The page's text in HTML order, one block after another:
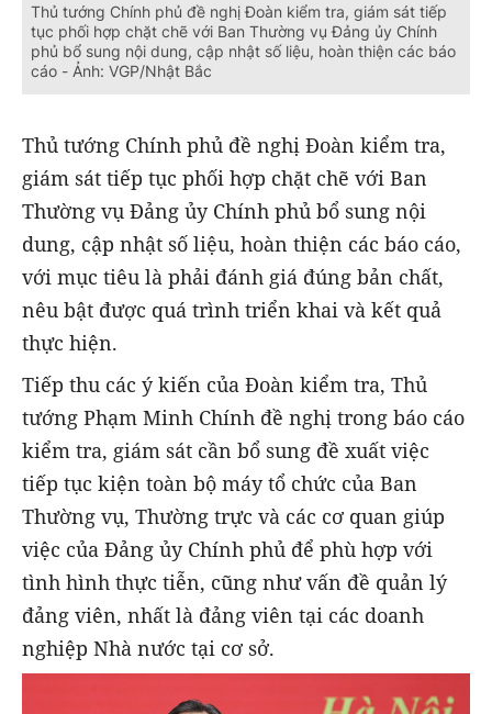
Thủ tướng Chính phủ đề nghị Đoàn kiểm tra, giám sát tiếp
tục phối hợp chặt chẽ với Ban Thường vụ Đảng ủy Chính
phủ bổ sung nội dung, cập nhật số liệu, hoàn thiện các báo
cáo - Ảnh: VGP/Nhật Bắc
Thủ tướng Chính phủ đề nghị Đoàn kiểm tra,
giám sát tiếp tục phối hợp chặt chẽ với Ban
Thường vụ Đảng ủy Chính phủ bổ sung nội
dung, cập nhật số liệu, hoàn thiện các báo cáo,
với mục tiêu là phải đánh giá đúng bản chất,
nêu bật được quá trình triển khai và kết quả
thực hiện.
Tiếp thu các ý kiến của Đoàn kiểm tra, Thủ
tướng Phạm Minh Chính đề nghị trong báo cáo
kiểm tra, giám sát cần bổ sung đề xuất việc
tiếp tục kiện toàn bộ máy tổ chức của Ban
Thường vụ, Thường trực và các cơ quan giúp
việc của Đảng ủy Chính phủ để phù hợp với
tình hình thực tiễn, cũng như vấn đề quản lý
đảng viên, nhất là đảng viên tại các doanh
nghiệp Nhà nước tại cơ sở.